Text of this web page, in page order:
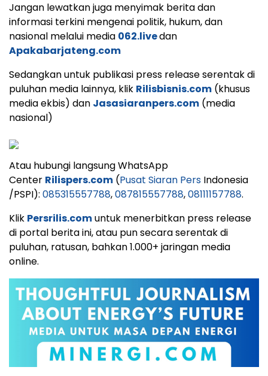
Jangan lewatkan juga menyimak berita dan
informasi terkini mengenai politik, hukum, dan
nasional melalui media 062.livedan
Apakabarjateng.com
Sedangkan untuk publikasi press release serentak di
puluhan media lainnya, klik Rilisbisnis.com (khusus
media ekbis) dan Jasasiaranpers.com (media
nasional)
Atau hubungi langsung WhatsApp
Center Rilispers.com (Pusat Siaran Pers Indonesia
/PSPI): 085315557788,087815557788,08111157788.
Klik Persrilis.comuntuk menerbitkan press release
di portal berita ini, atau pun secara serentak di
puluhan, ratusan, bahkan 1.000+ jaringan media
online.